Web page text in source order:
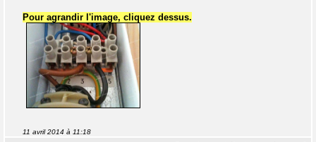
Pour agrandir l'image, cliquez dessus.
11 avril 2014 à 11:18